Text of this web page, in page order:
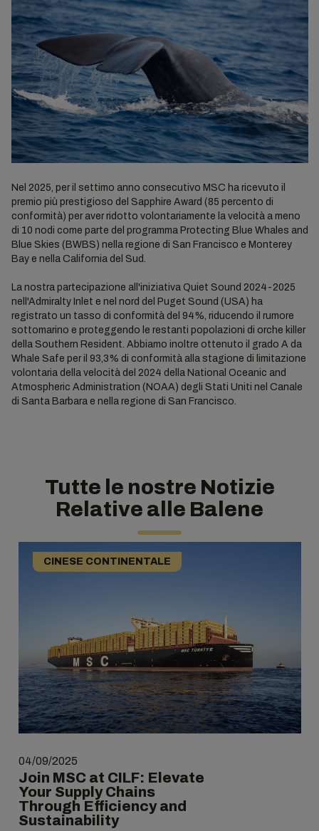
Nel 2025, per il settimo anno consecutivo MSC ha ricevuto il
premio più prestigioso del Sapphire Award (85 percento di
conformità) per aver ridotto volontariamente la velocità a meno
di 10 nodi come parte del programma Protecting Blue Whales and
Blue Skies (BWBS) nella regione di San Francisco e Monterey
Bay e nella California del Sud.
La nostra partecipazione all'iniziativa Quiet Sound 2024-2025
nell'Admiralty Inlet e nel nord del Puget Sound (USA) ha
registrato un tasso di conformità del 94%, riducendo il rumore
sottomarino e proteggendo le restanti popolazioni di orche killer
della Southern Resident. Abbiamo inoltre ottenuto il grado A da
Whale Safe per il 93,3% di conformità alla stagione di limitazione
volontaria della velocità del 2024 della National Oceanic and
Atmospheric Administration (NOAA) degli Stati Uniti nel Canale
di Santa Barbara e nella regione di San Francisco.
Tutte le nostre Notizie
Relative alle Balene
CINESE CONTINENTALE
04/09/2025
Join MSC at CILF: Elevate
Your Supply Chains
Through Efficiency and
Sustainability